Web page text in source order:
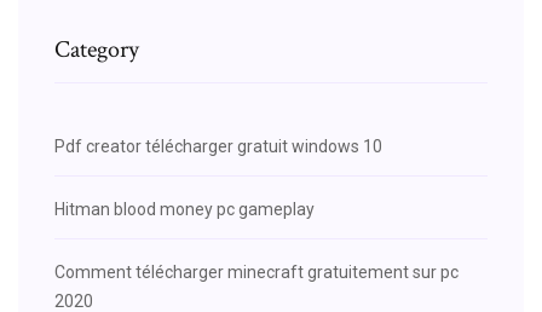
Category
Pdf creator télécharger gratuit windows 10
Hitman blood money pc gameplay
Comment télécharger minecraft gratuitement sur pc
2020